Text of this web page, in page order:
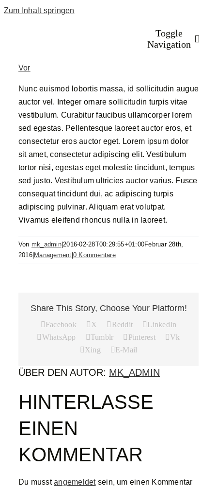
Zum Inhalt springen
Toggle
Navigation
Startseite
Programm
Anmeldung
Rückblick
Partner
Vor
Nunc euismod lobortis massa, id sollicitudin augue
auctor vel. Integer ornare sollicitudin turpis vitae
vestibulum. Curabitur faucibus ullamcorper lorem
sed egestas. Pellentesque laoreet auctor eros, et
consectetur eros auctor eget. Lorem ipsum dolor
sit amet, consectetur adipiscing elit. Vestibulum
tortor nisi, egestas eget molestie tincidunt, tempus
sed justo. Vestibulum ultricies auctor varius. Fusce
consequat tincidunt dui, ac adipiscing turpis
adipiscing pulvinar. Aliquam erat volutpat.
Vivamus eleifend rhoncus nulla in laoreet.
Von mk_admin| 2016-02-28T00:29:55+01:00Februar 28th,
2016| Management 0 Kommentare
Share This Story, Choose Your Platform!
Facebook X Reddit
LinkedIn
WhatsApp
Tumblr Pinterest
Vk
Xing
E-Mail
ÜBER DEN AUTOR: MK_ADMIN
HINTERLASSE
EINEN
KOMMENTAR
Du musstangemeldetsein, um einen Kommentar